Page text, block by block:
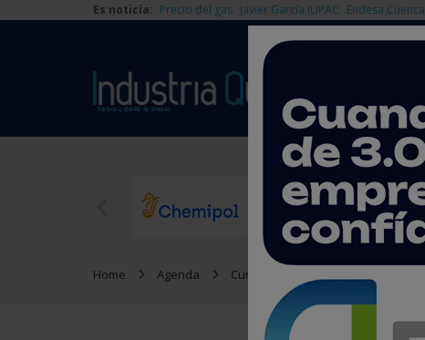
Es noticia: Precio del gas Javier García IUPAC Endesa Cuenca
Home Agenda Cursos y jornadas